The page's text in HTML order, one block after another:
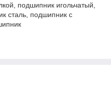
подшипник игольчатый,
сталь, подшипник с